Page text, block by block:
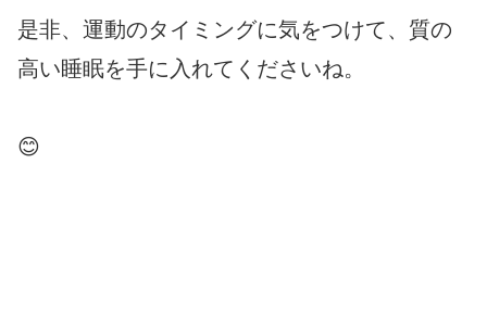
是非、運動のタイミングに気をつけて、質の
高い睡眠を手に入れてくださいね。
😊